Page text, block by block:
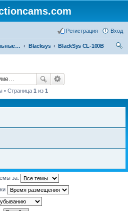
Вход
Регистрация
Автомобильные видеорегистраторы Blacksys
BlackSys CL-100B
• Страница 1 из 1
за: